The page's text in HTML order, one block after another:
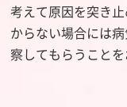
考えて原因を突き
からない場合には
察してもらうことを